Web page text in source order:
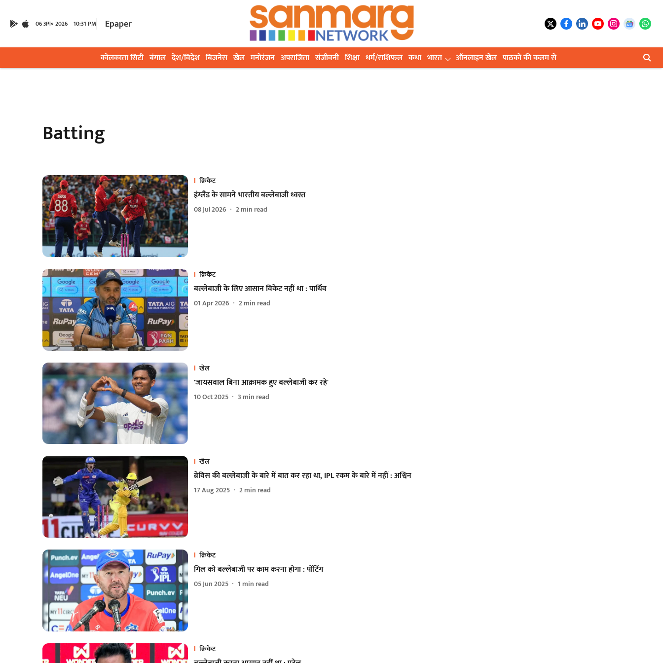
06 अग॰ 2026 10:31 PM Epaper
कोलकाता सिटी बंगाल देश/विदेश बिजनेस खेल मनोरंजन अपराजिता संजीवनी शिक्षा धर्म/राशिफल कथा भारत ऑनलाइन खेल पाठकों की कलम से
Batting
क्रिकेट
इंग्लैंड के सामने भारतीय बल्लेबाजी ध्वस्त
08 Jul 2026 2min read
क्रिकेट
बल्लेबाजी के लिए आसान विकेट नहीं था : पार्थिव
01 Apr 2026 2min read
खेल
'जायसवाल बिना आक्रामक हुए बल्लेबाजी कर रहे'
10 Oct 2025 3 min read
खेल
ब्रेविस की बल्लेबाजी के बारे में बात कर रहा था, IPL रकम के बारे में नहीं : अश्विन
17 Aug 2025 2min read
क्रिकेट
गिल को बल्लेबाजी पर काम करना होगा : पोंटिंग
05 Jun 2025 1 min read
क्रिकेट